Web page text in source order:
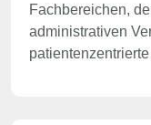
Fachbereichen,
administrativen